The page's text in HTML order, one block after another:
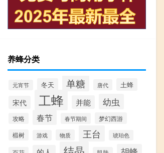
养蜂分类
元宵节 冬天 单糖 唐代 土蜂
宋代 工蜂 并能 幼虫
攻略 春节 春节期间 梦幻西游
椴树 游戏 物质 王台 琥珀色